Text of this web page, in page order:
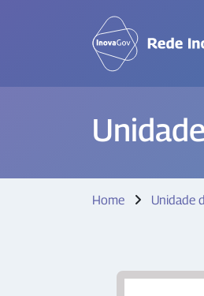
Home Unidade